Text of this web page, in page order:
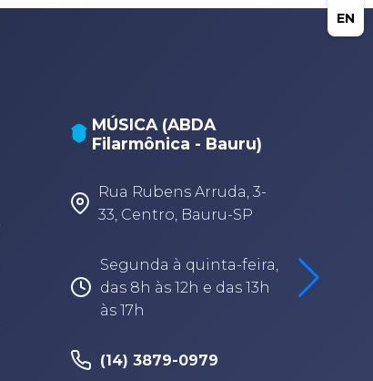
EN
MÚSICA (ABDA
Filarmônica - Bauru)
Rua Rubens Arruda, 3-
33, Centro, Bauru-SP
Segunda à quinta-feira,
das 8h às 12h e das 13h
às 17h
(14) 3879-0979